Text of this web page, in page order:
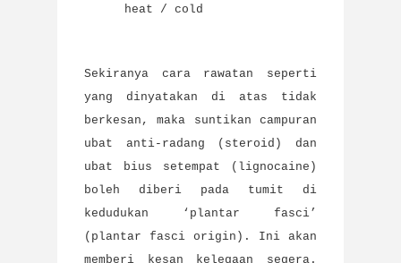
heat / cold
Sekiranya cara rawatan seperti
yang dinyatakan di atas tidak
berkesan, maka suntikan campuran
ubat anti-radang (steroid) dan
ubat bius setempat (lignocaine)
boleh diberi pada tumit di
kedudukan ‘plantar fasci’
(plantar fasci origin). Ini akan
memberi kesan kelegaan segera.